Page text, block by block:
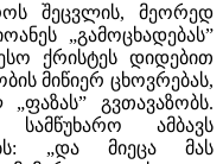
შეცვლის, მეორედ
„გამოცხადებას”
ქრისტეს დიდებით
მიწიერ ცხოვრებას,
გვთავაზობს.
ამბავს
„და მიეცა მას